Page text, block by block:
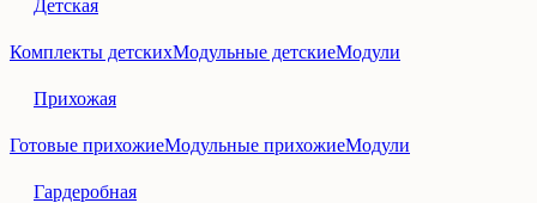
Детская
Комплекты детскихМодульные детскиеМодули
Прихожая
Готовые прихожиеМодульные прихожиеМодули
Гардеробная